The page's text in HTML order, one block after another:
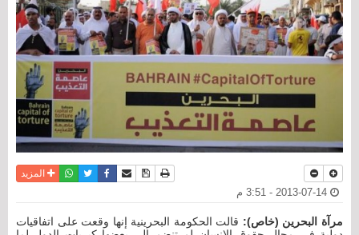
نسخة للطباعة
حفظ الموضوع
أرسل الى صديق
فيسبوكتويترواتسابالمزيد
مرآة البحرين (خاص): قالت الحكومة البحرينية إنها وقعت على اتفاقيات